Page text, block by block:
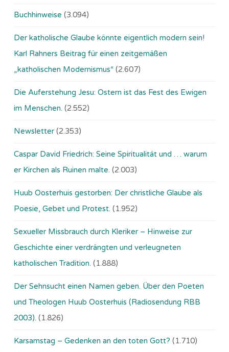
Buchhinweise (3.094)
Der katholische Glaube könnte eigentlich modern sein!
Karl Rahners Beitrag für einen zeitgemäßen
„katholischen Modernismus“ (2.607)
Die Auferstehung Jesu: Ostern ist das Fest des Ewigen
im Menschen. (2.552)
Newsletter (2.353)
Caspar David Friedrich: Seine Spiritualität und … warum
er Kirchen als Ruinen malte. (2.003)
Huub Oosterhuis gestorben: Der christliche Glaube als
Poesie, Gebet und Protest. (1.952)
Sexueller Missbrauch durch Kleriker – Hinweise zur
Geschichte einer verdrängten und verleugneten
katholischen Tradition. (1.888)
Der Sehnsucht einen Namen geben. Über den Poeten
und Theologen Huub Oosterhuis (Ra­dio­sen­dung RBB
2003). (1.826)
Karsamstag – Gedenken an den toten Gott? (1.710)